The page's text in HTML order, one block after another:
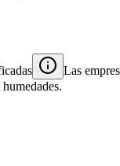
Las